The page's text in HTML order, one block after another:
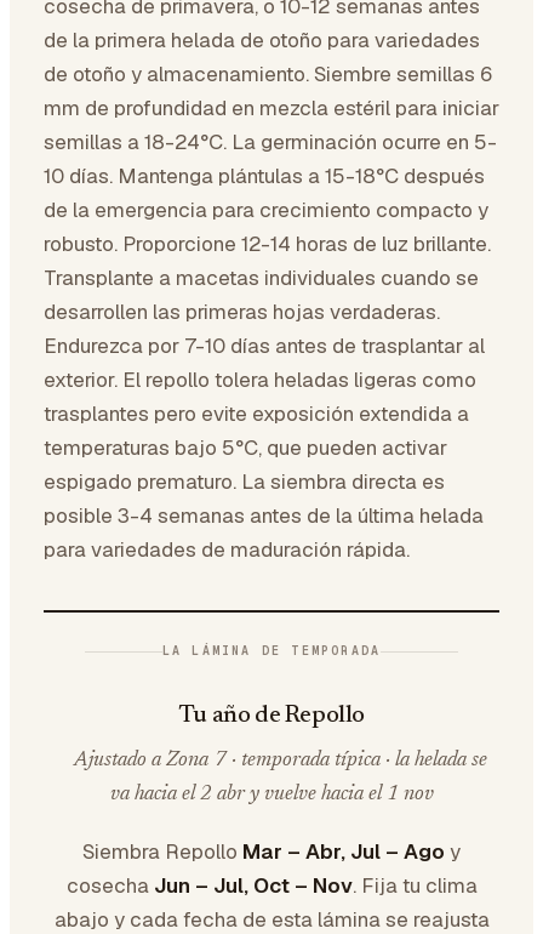
cosecha de primavera, o 10-12 semanas antes
de la primera helada de otoño para variedades
de otoño y almacenamiento. Siembre semillas 6
mm de profundidad en mezcla estéril para iniciar
semillas a 18-24°C. La germinación ocurre en 5-
10 días. Mantenga plántulas a 15-18°C después
de la emergencia para crecimiento compacto y
robusto. Proporcione 12-14 horas de luz brillante.
Transplante a macetas individuales cuando se
desarrollen las primeras hojas verdaderas.
Endurezca por 7-10 días antes de trasplantar al
exterior. El repollo tolera heladas ligeras como
trasplantes pero evite exposición extendida a
temperaturas bajo 5°C, que pueden activar
espigado prematuro. La siembra directa es
posible 3-4 semanas antes de la última helada
para variedades de maduración rápida.
LA LÁMINA DE TEMPORADA
Tu año de Repollo
Ajustado a Zona 7 · temporada típica · la helada se
va hacia el 2 abr y vuelve hacia el 1 nov
Siembra Repollo Mar – Abr, Jul – Ago y
cosecha Jun – Jul, Oct – Nov. Fija tu clima
abajo y cada fecha de esta lámina se reajusta